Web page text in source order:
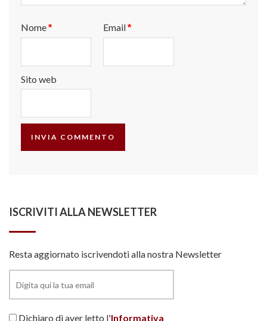
Nome* Email*
Sito web
ISCRIVITI ALLA NEWSLETTER
Resta aggiornato iscrivendoti alla nostra Newsletter
Dichiaro di aver letto l'Informativa